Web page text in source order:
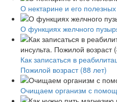
О нектарине и его полезных
О функциях желчного
Как записаться в
Пожилой возраст (88 лет)
Очищаем организм с